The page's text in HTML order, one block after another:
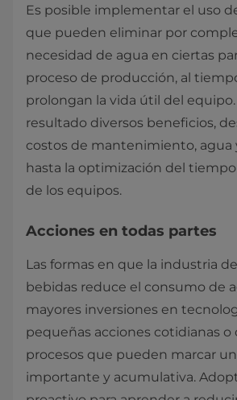
Es posible implementar el uso
que pueden eliminar por
necesidad de agua en ciertas
proceso de producción, al
prolongan la vida útil del
resultado diversos beneficios,
costos de mantenimiento, agua
hasta la optimización del
de los equipos.
Acciones en todas partes
Las formas en que la industria
bebidas reduce el consumo de
mayores inversiones en
pequeñas acciones cotidianas o
procesos que pueden marcar
importante y acumulativa.